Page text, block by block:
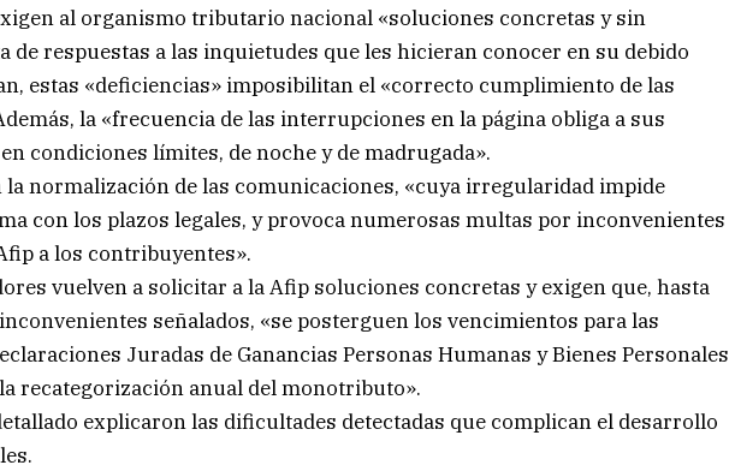
al organismo tributario nacional «soluciones concretas y sin
de respuestas a las inquietudes que les hicieran conocer en su debido
estas «deficiencias» imposibilitan el «correcto cumplimiento de las
la «frecuencia de las interrupciones en la página obliga a sus
condiciones límites, de noche y de madrugada».
la normalización de las comunicaciones, «cuya irregularidad impide
con los plazos legales, y provoca numerosas multas por inconvenientes
a los contribuyentes».
vuelven a solicitar a la Afip soluciones concretas y exigen que, hasta
señalados, «se posterguen los vencimientos para las
Juradas de Ganancias Personas Humanas y Bienes Personales
recategorización anual del monotributo».
explicaron las dificultades detectadas que complican el desarrollo